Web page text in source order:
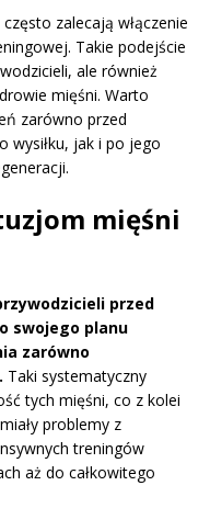
zalecają włączenie
Takie podejście
ale również
mięśni. Warto
zarówno przed
wysiłku, jak i po jego
mięśni
przed
swojego planu
zarówno
Taki systematyczny
tych mięśni, co z kolei
problemy z
treningów
aż do całkowitego